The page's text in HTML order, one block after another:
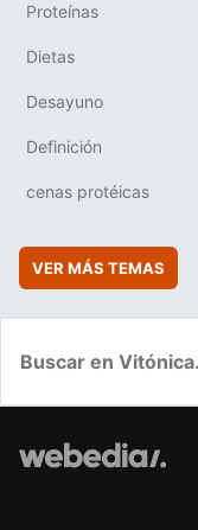
Proteínas
Dietas
Desayuno
Definición
cenas protéicas
VER MÁS TEMAS